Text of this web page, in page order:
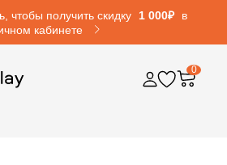
чтобы получить скидку 1 000₽
в
кабинете
0